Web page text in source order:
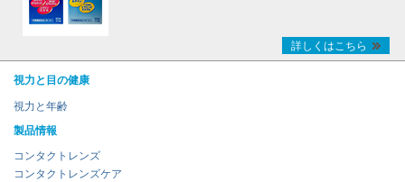
詳しくはこちら
視力と目の健康
視力と年齢
製品情報
コンタクトレンズ
コンタクトレンズケア